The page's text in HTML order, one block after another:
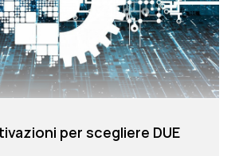
per scegliere DUE